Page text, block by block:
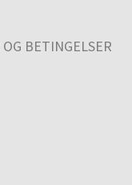
BETINGELSER